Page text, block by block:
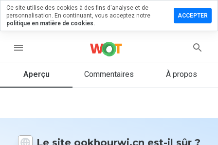
menu
Aperçu Commentaires À propos
Le site ookhourwi.cn est-il sûr ?
un
1 et 5
vous à ce
site ?
Ce site utilise des cookies à des fins d'analyse et de
personnalisation. En continuant, vous acceptez notre
politique en matière de cookies.
ACCEPTER